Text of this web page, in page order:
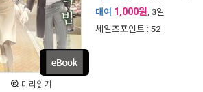
미리읽기
대여 1,000원, 3일
세일즈포인트 : 52